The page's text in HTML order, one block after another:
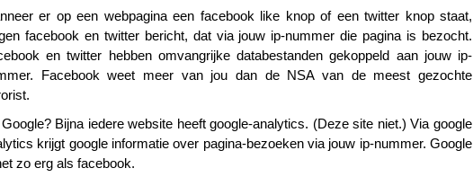
er op een webpagina een facebook like knop of een twitter knop staat,
facebook en twitter bericht, dat via jouw ip-nummer die pagina is bezocht.
en twitter hebben omvangrijke databestanden gekoppeld aan jouw ip-
Facebook weet meer van jou dan de NSA van de meest gezochte
Google? Bijna iedere website heeft google-analytics. (Deze site niet.) Via google
krijgt google informatie over pagina-bezoeken via jouw ip-nummer. Google
zo erg als facebook.